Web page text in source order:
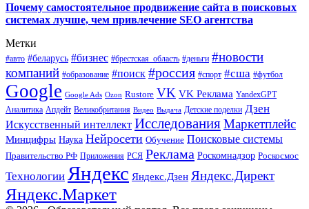
Почему самостоятельное продвижение сайта в поисковых
системах лучше, чем привлечение SEO агентства
Метки
#авто #беларусь #бизнес #брестская_область #деньги #новости
компаний #образование #поиск #россия #спорт #сша #футбол
Google Google Ads Ozon Rustore VK VK Реклама YandexGPT
Аналитика Апдейт Великобритания Видео Выдача Детские поделки Дзен
Искусственный интеллект ИсследованияМаркетплейс
Минцифры Наука Нейросети Обучение Поисковые системы
Правительство РФ Приложения РСЯ Реклама Роскомнадзор Роскосмос
Технологии Яндекс Яндекс.Дзен Яндекс.Директ
Яндекс.Маркет